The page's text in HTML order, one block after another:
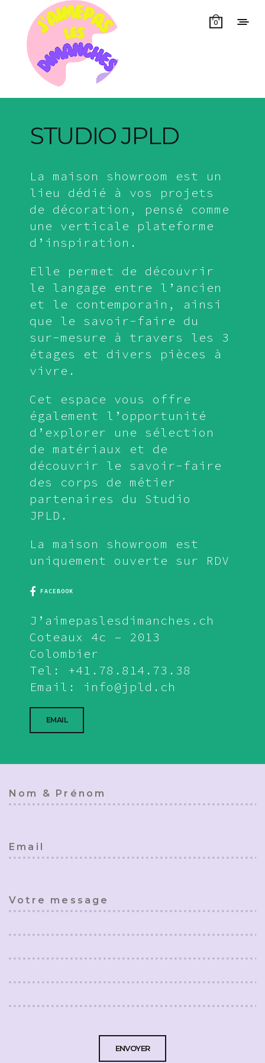
0
STUDIO JPLD
La maison showroom est un
lieu dédié à vos projets
de décoration, pensé comme
une verticale plateforme
d’inspiration.
Elle permet de découvrir
le langage entre l’ancien
et le contemporain, ainsi
que le savoir-faire du
sur-mesure à travers les 3
étages et divers pièces à
vivre.
Cet espace vous offre
également l’opportunité
d’explorer une sélection
de matériaux et de
découvrir le savoir-faire
des corps de métier
partenaires du Studio
JPLD.
La maison showroom est
uniquement ouverte sur RDV
FACEBOOK
J’aimepaslesdimanches.ch
Coteaux 4c – 2013
Colombier
Tel: +41.78.814.73.38
Email: info@jpld.ch
EMAIL